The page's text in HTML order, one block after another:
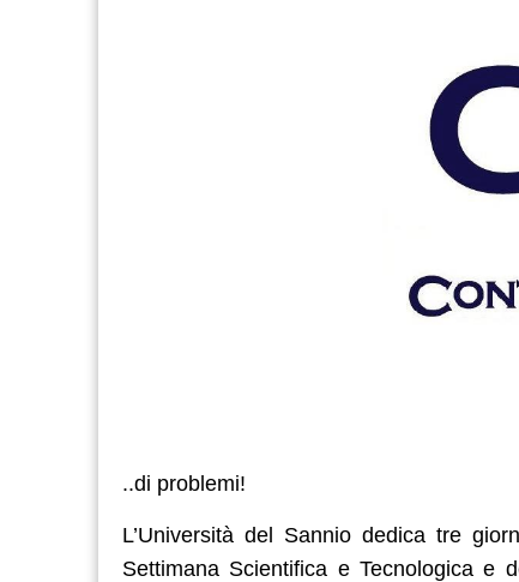
..di problemi!
L’Università del Sannio dedica tre
Settimana Scientifica e Tecnologica e